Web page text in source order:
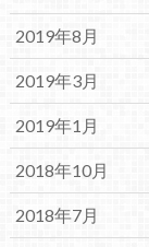
2019年8月
2019年3月
2019年1月
2018年10月
2018年7月